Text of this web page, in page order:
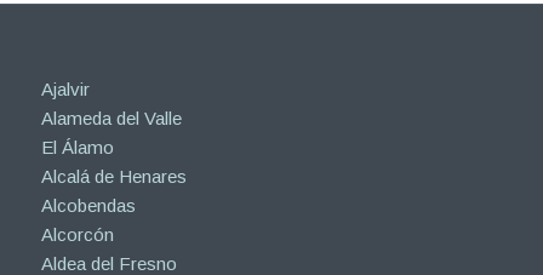
Ajalvir
Alameda del Valle
El Álamo
Alcalá de Henares
Alcobendas
Alcorcón
Aldea del Fresno